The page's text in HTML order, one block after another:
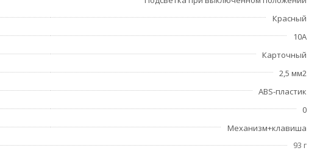
Красный
10А
Карточный
2,5 мм2
ABS-пластик
0
Механизм+клавиша
93 г